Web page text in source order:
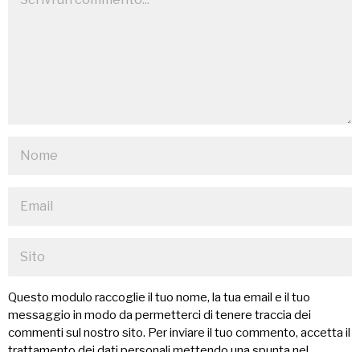
Questo modulo raccoglie il tuo nome, la tua email e il tuo
messaggio in modo da permetterci di tenere traccia dei
commenti sul nostro sito. Per inviare il tuo commento, accetta il